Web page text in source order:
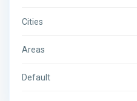
Cities
Areas
Default